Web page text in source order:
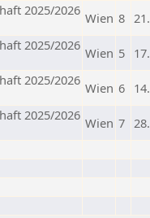
2025/2026 Wien 8
2025/2026 Wien 5
2025/2026 Wien 6
2025/2026 Wien 7